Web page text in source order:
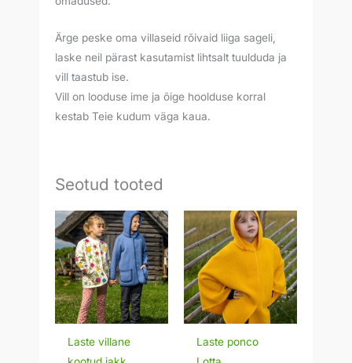
Ärge peske oma villaseid rõivaid liiga sageli,
laske neil pärast kasutamist lihtsalt tuulduda ja
vill taastub ise.
Vill on looduse ime ja õige hoolduse korral
kestab Teie kudum väga kaua.
Seotud tooted
Laste villane
Laste ponco